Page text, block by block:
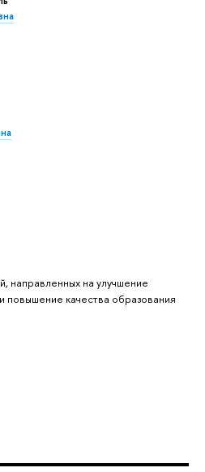
направленных на улучшение
повышение качества образования